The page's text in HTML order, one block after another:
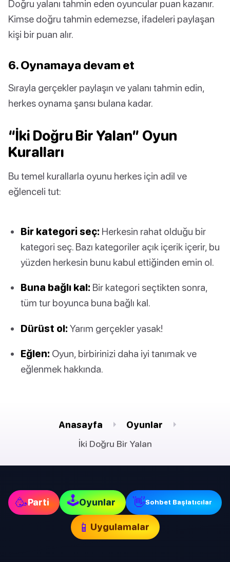
Doğru yalanı tahmin eden oyuncular puan kazanır.
Kimse doğru tahmin edemezse, ifadeleri paylaşan
kişi bir puan alır.
6. Oynamaya devam et
Sırayla gerçekler paylaşın ve yalanı tahmin edin,
herkes oynama şansı bulana kadar.
“İki Doğru Bir Yalan” Oyun
Kuralları
Bu temel kurallarla oyunu herkes için adil ve
eğlenceli tut:
Bir kategori seç: Herkesin rahat olduğu bir
kategori seç. Bazı kategoriler açık içerik içerir, bu
yüzden herkesin bunu kabul ettiğinden emin ol.
Buna bağlı kal: Bir kategori seçtikten sonra,
tüm tur boyunca buna bağlı kal.
Dürüst ol: Yarım gerçekler yasak!
Eğlen: Oyun, birbirinizi daha iyi tanımak ve
eğlenmek hakkında.
Anasayfa
Oyunlar
İki Doğru Bir Yalan
🥳Parti 🕹Oyunlar 👋Sohbet Başlatıcılar
📱 Uygulamalar